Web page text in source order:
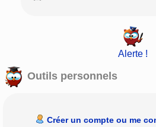
Alerte !
Outils personnels
Créer un compte ou me